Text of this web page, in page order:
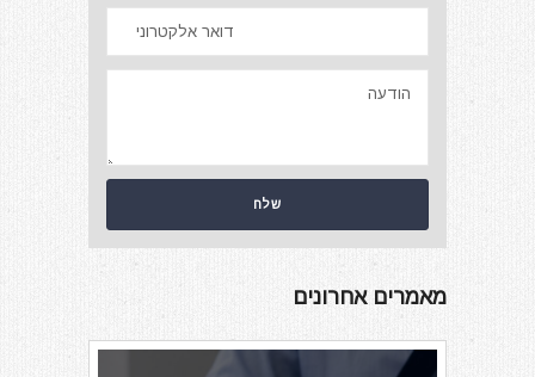
מאמרים אחרונים